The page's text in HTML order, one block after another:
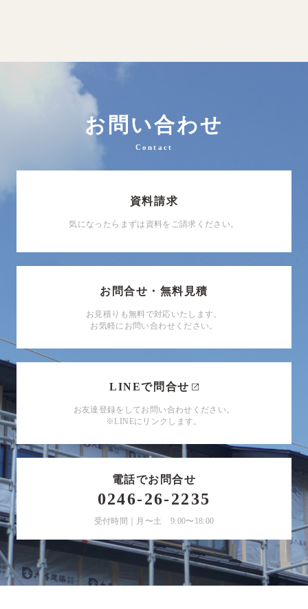
お問い合わせ
Contact
資料請求
気になったらまずは資料をご請求ください。
お問合せ・無料見積
お見積りも無料で対応いたします。
お気軽にお問い合わせください。
LINEで問合せ
お友達登録をしてお問い合わせください。
※LINEにリンクします。
電話でお問合せ
0246-26-2235
受付時間｜月〜土 9:00〜18:00